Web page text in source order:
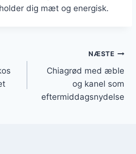
dig mæt og energisk.
NÆSTE
Chiagrød med æble
og kanel som
eftermiddagsnydelse